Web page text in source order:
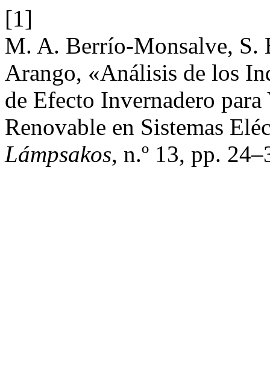
[1]
M. A. Berrío-Monsalve, S.
Arango, «Análisis de los
de Efecto Invernadero
Renovable en Sistemas
Lámpsakos, n.º 13, pp.